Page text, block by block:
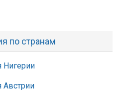
по странам
Нигерии
Австрии